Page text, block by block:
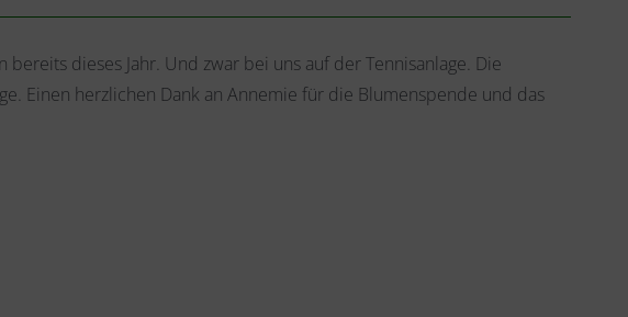
dieses Jahr. Und zwar bei uns auf der Tennisanlage. Die
Einen herzlichen Dank an Annemie für die Blumenspende und das